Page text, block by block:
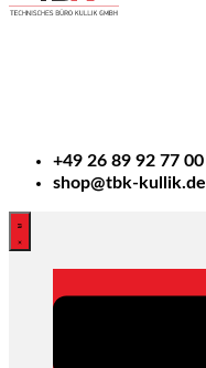
+49 26 89 92 77 00
shop@tbk-kullik.de